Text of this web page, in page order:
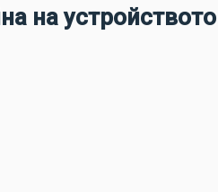
на устройството